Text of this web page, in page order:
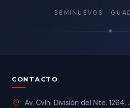
SEMINUEVOS ·
CONTACTO
Av. Cvln. División del Nte.